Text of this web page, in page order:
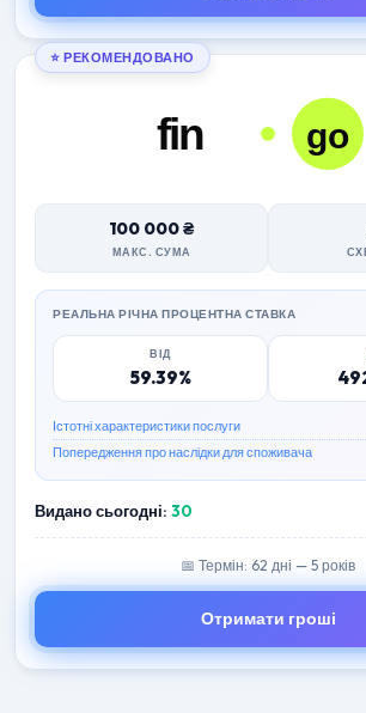
⭐ РЕКОМЕНДОВАНО
100 000 ₴
МАКС. СУМА
РЕАЛЬНА РІЧНА ПРОЦЕНТНА СТАВКА
ВІД
59.39%
Істотні характеристики послуги
Попередження про наслідки для споживача
Видано сьогодні: 30
📅 Термін: 62 дні — 5 років
Отримати гроші